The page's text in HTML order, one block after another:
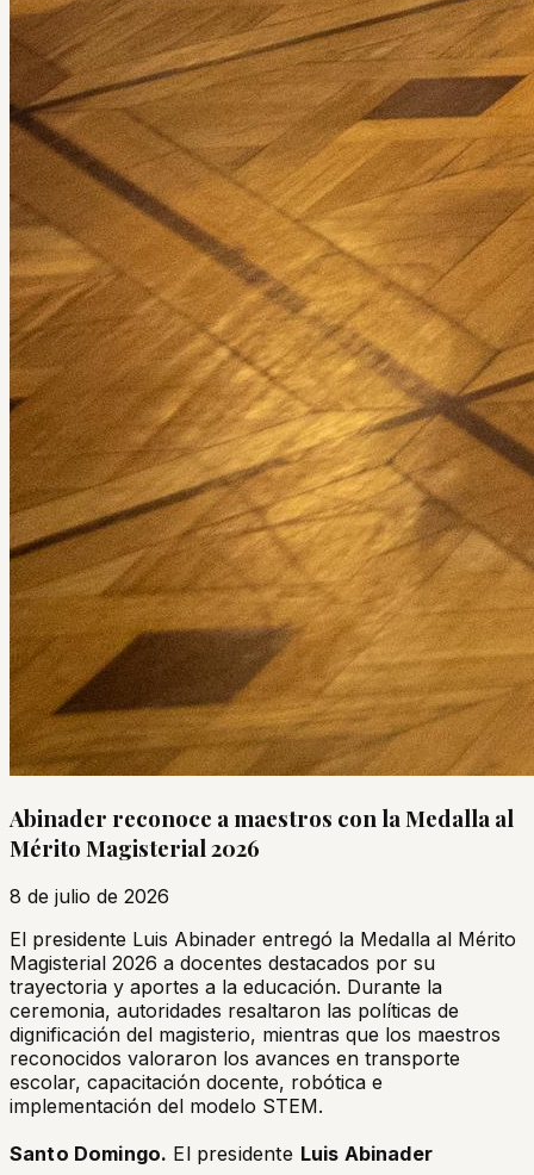
Abinader reconoce a maestros con la Medalla al
Mérito Magisterial 2026
8 de julio de 2026
El presidente Luis Abinader entregó la Medalla al Mérito
Magisterial 2026 a docentes destacados por su
trayectoria y aportes a la educación. Durante la
ceremonia, autoridades resaltaron las políticas de
dignificación del magisterio, mientras que los maestros
reconocidos valoraron los avances en transporte
escolar, capacitación docente, robótica e
implementación del modelo STEM.
Santo Domingo. El presidente Luis Abinader